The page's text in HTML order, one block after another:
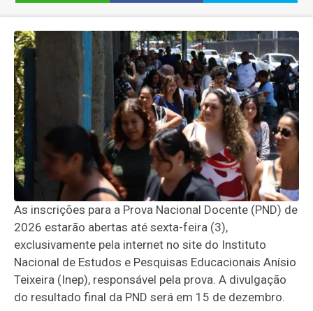
As inscrições para a Prova Nacional Docente (PND) de
2026 estarão abertas até sexta-feira (3),
exclusivamente pela internet no site do Instituto
Nacional de Estudos e Pesquisas Educacionais Anísio
Teixeira (Inep), responsável pela prova. A divulgação
do resultado final da PND será em 15 de dezembro.